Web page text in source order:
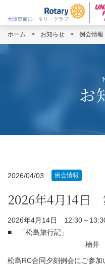
ホーム > お知らせ > 例会情報
お
2026/04/03 例会情報
2026年4月14日
2026年4月14日 12:30～
■ 「松島旅行記」
楠井 誠
松島RC合同夕刻例会にご参